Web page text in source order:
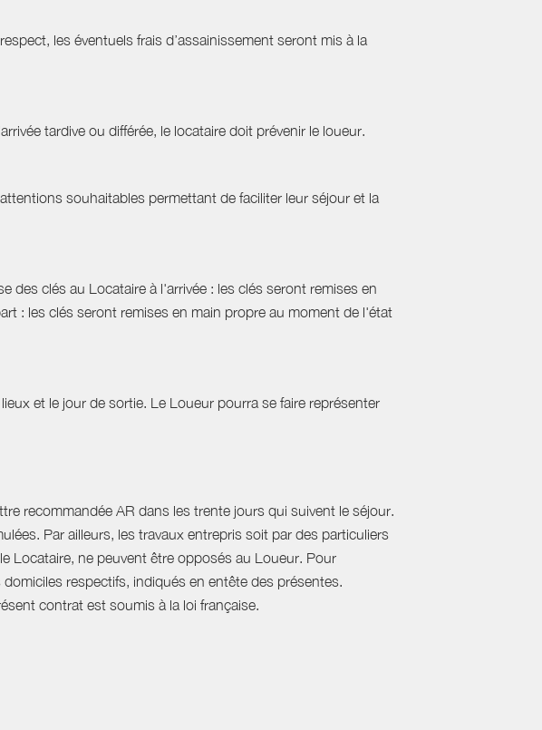
les éventuels frais d’assainissement seront mis à la
tardive ou différée, le locataire doit prévenir le loueur.
souhaitables permettant de faciliter leur séjour et la
des clés au Locataire à l'arrivée : les clés seront remises en
: les clés seront remises en main propre au moment de l'état
et le jour de sortie. Le Loueur pourra se faire représenter
recommandée AR dans les trente jours qui suivent le séjour.
Par ailleurs, les travaux entrepris soit par des particuliers
Locataire, ne peuvent être opposés au Loueur. Pour
respectifs, indiqués en entête des présentes.
contrat est soumis à la loi française.